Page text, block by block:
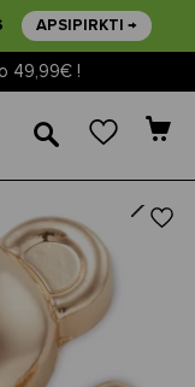
APSIPIRKTI →
49,99€ !
🔎
Next